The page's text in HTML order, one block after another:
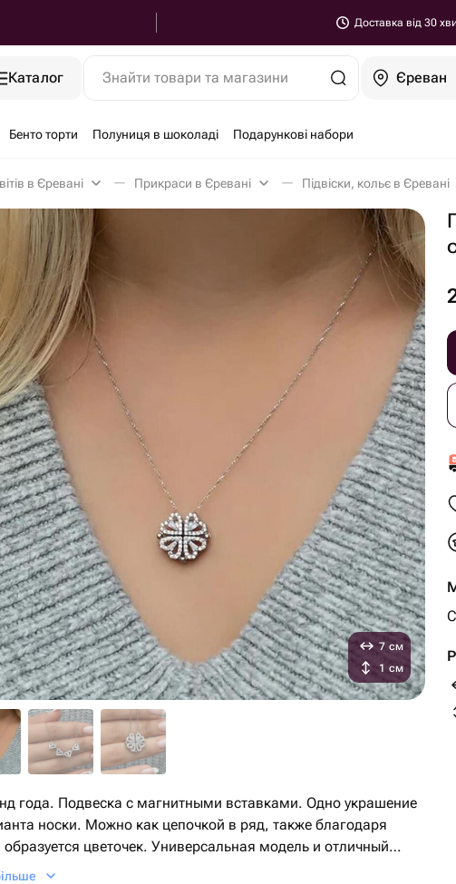
Доставка від 30
Каталог Знайти товари та магазини Єреван
Бенто торти Полуниця в шоколаді Подарункові набори
в Єревані Прикраси в Єревані Підвіски, кольє в Єревані
7 см
1 см
года. Подвеска с магнитными вставками. Одно украшение
носки. Можно как цепочкой в ряд, также благодаря
цветочек. Универсальная модель и отличный